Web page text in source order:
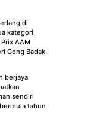
di
kategori
AAM
Gong Badak,
berjaya
sendiri
tahun